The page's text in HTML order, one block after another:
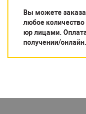
Вы можете
любое
юр лицами.
получении/онлайн.